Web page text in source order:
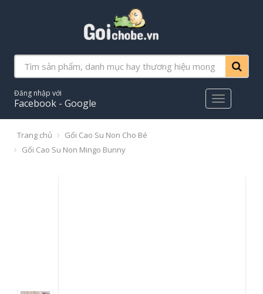
Đăng nhập với
Facebook - Google
Main
Menu
Trang chủ
Gối Cao Su Non Cho Bé
Gối Cao Su Non Mingo Bunny